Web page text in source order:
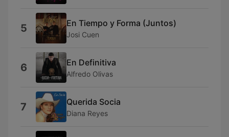
5 En Tiempo y Forma (Juntos)
Josi Cuen
6 En Definitiva
Alfredo Olivas
7 Querida Socia
Diana Reyes